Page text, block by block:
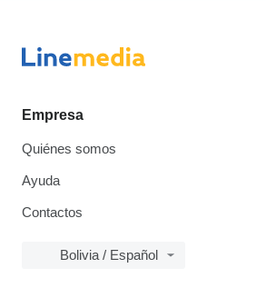
Empresa
Quiénes somos
Ayuda
Contactos
Bolivia / Español